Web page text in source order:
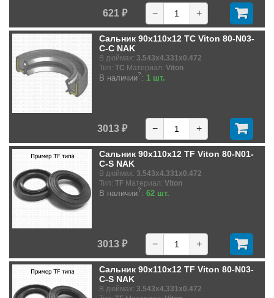
621 ₽ − +
Сальник 90x110x12 TC Viton 80-N03-
C-C NAK
В дюймах: 3.543x4.331x0.472
Тип: TC Материал: Viton
В наличии?: 1 шт.
3013 ₽ − +
Сальник 90x110x12 TF Viton 80-N01-
C-S NAK
В дюймах: 3.543x4.331x0.472
Тип: TF Материал: Viton
В наличии?: 62 шт.
3013 ₽ − +
Сальник 90x110x12 TF Viton 80-N03-
C-S NAK
В дюймах: 3.543x4.331x0.472